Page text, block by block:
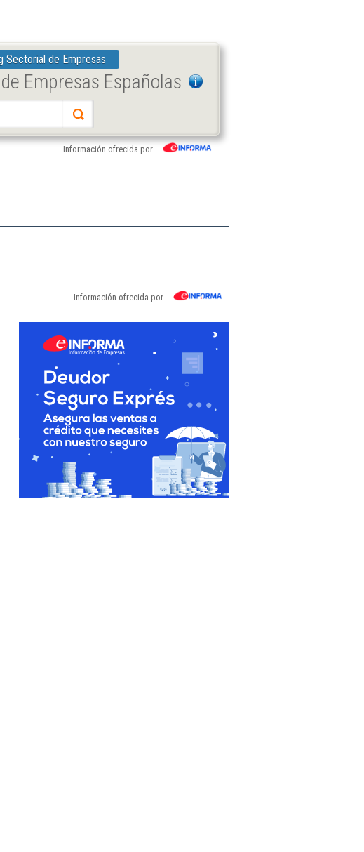
Sectorial de Empresas
Empresas Españolas
Información ofrecida por
Información ofrecida por